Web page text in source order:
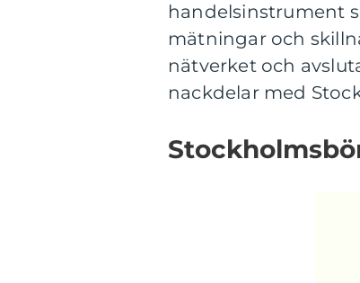
handelsinstrument
mätningar och
nätverket och
nackdelar med